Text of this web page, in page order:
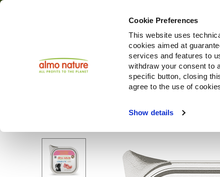
Cookie Preferences
This website uses
cookies aimed at
services and features to
withdraw your consent to
specific button, closing
agree to the use of
Show details
Choose another country or region to see content